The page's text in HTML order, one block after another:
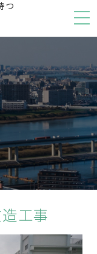
つ
工事